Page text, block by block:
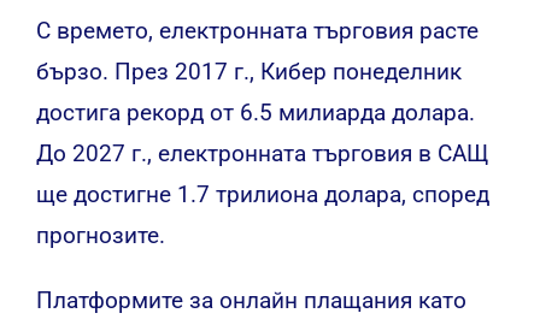
С времето, електронната търговия расте
бързо. През 2017 г., Кибер понеделник
достига рекорд от 6.5 милиарда долара.
До 2027 г., електронната търговия в САЩ
ще достигне 1.7 трилиона долара, според
прогнозите.
Платформите за онлайн плащания като